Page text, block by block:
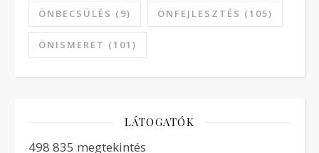
ÖNBECSÜLÉS (9) ÖNFEJLESZTÉS (105)
ÖNISMERET (101)
LÁTOGATÓK
498 835 megtekintés